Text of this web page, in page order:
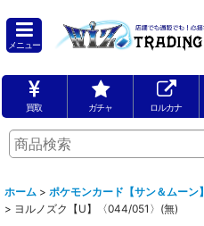
メニュー
買取 ガチャ ロルカナ
ホーム > ポケモンカード【サン＆ムーン】
> ヨルノズク【U】〈044/051〉(無)